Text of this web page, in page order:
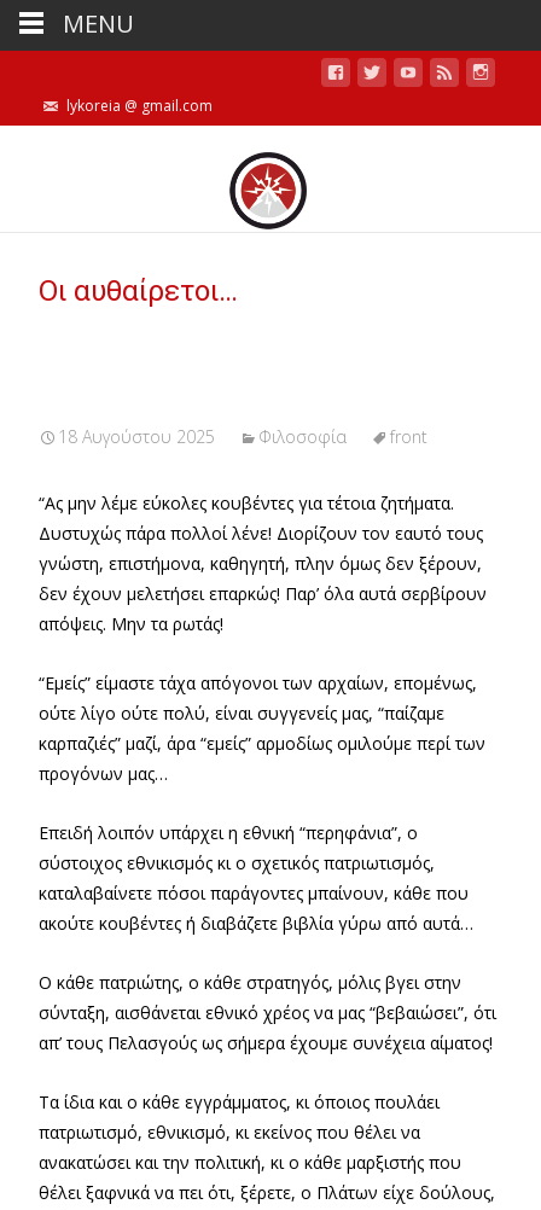
lykoreia @ gmail.com
Οι αυθαίρετοι…
18 Αυγούστου 2025 Φιλοσοφία front
“Ας μην λέμε εύκολες κουβέντες για τέτοια ζητήματα.
Δυστυχώς πάρα πολλοί λένε! Διορίζουν τον εαυτό τους
γνώστη, επιστήμονα, καθηγητή, πλην όμως δεν ξέρουν,
δεν έχουν μελετήσει επαρκώς! Παρ’ όλα αυτά σερβίρουν
απόψεις. Μην τα ρωτάς!
“Εμείς” είμαστε τάχα απόγονοι των αρχαίων, επομένως,
ούτε λίγο ούτε πολύ, είναι συγγενείς μας, “παίζαμε
καρπαζιές” μαζί, άρα “εμείς” αρμοδίως ομιλούμε περί των
προγόνων μας…
Επειδή λοιπόν υπάρχει η εθνική “περηφάνια”, ο
σύστοιχος εθνικισμός κι ο σχετικός πατριωτισμός,
καταλαβαίνετε πόσοι παράγοντες μπαίνουν, κάθε που
ακούτε κουβέντες ή διαβάζετε βιβλία γύρω από αυτά…
Ο κάθε πατριώτης, ο κάθε στρατηγός, μόλις βγει στην
σύνταξη, αισθάνεται εθνικό χρέος να μας “βεβαιώσει”, ότι
απ’ τους Πελασγούς ως σήμερα έχουμε συνέχεια αίματος!
Τα ίδια και ο κάθε εγγράμματος, κι όποιος πουλάει
πατριωτισμό, εθνικισμό, κι εκείνος που θέλει να
ανακατώσει και την πολιτική, κι ο κάθε μαρξιστής που
θέλει ξαφνικά να πει ότι, ξέρετε, ο Πλάτων είχε δούλους,
MENU